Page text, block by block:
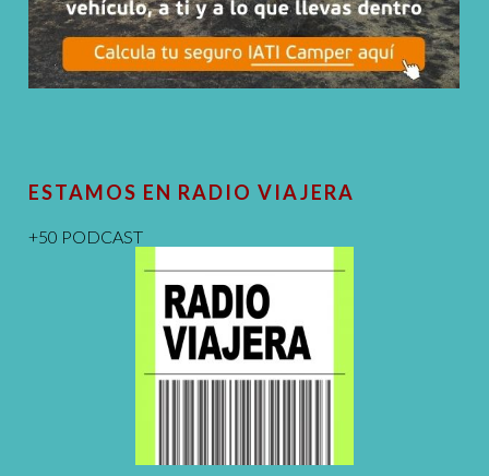
ESTAMOS EN RADIO VIAJERA
+50 PODCAST